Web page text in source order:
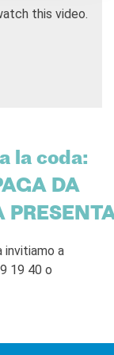
this video.
la coda:
DA
invitiamo a
19 40 o